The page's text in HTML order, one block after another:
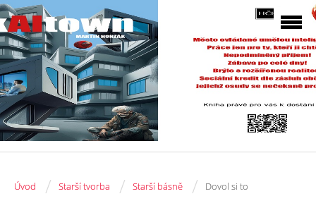
Úvod / Starší tvorba / Starší básně / Dovol si to